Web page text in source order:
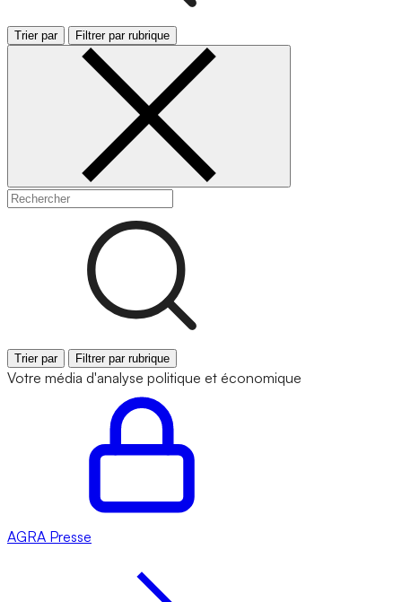
Trier par Filtrer par rubrique
Trier par Filtrer par rubrique
Votre média d'analyse politique et économique
AGRA Presse